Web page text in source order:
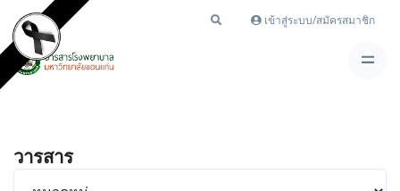
เข้าสู่ระบบ/สมัครสมาชิก
วารสาร